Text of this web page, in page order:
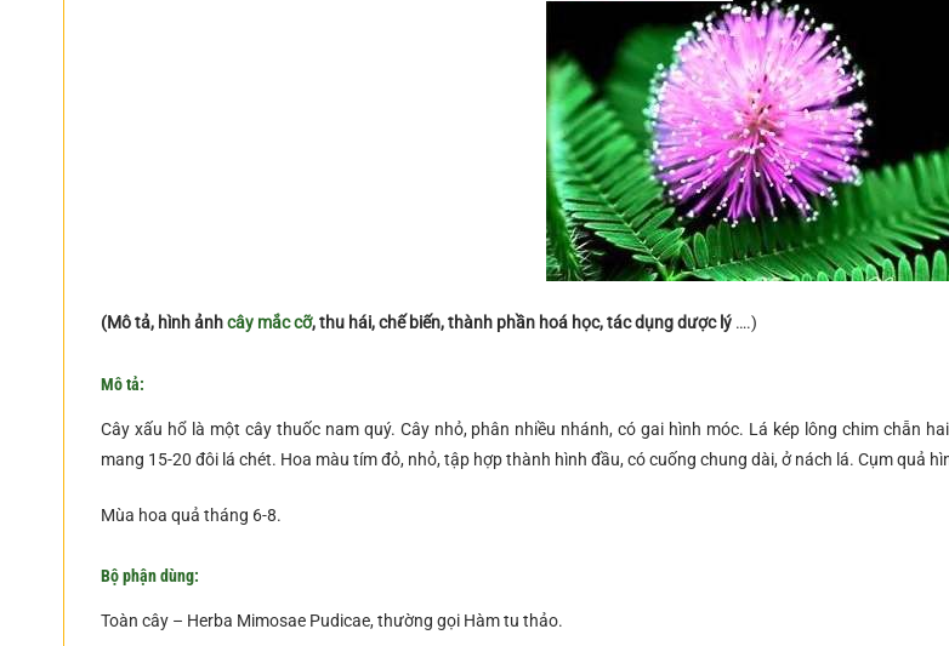
(Mô tả, hình ảnhcây mắc cỡ, thu hái, chế biến, thành phần hoá học, tác dụng dược lý ….)
Mô tả:
Cây xấu hổ là một cây thuốc nam quý. Cây nhỏ, phân nhiều nhánh, có gai hình móc. Lá kép lông chim chẵn
mang 15-20 đôi lá chét. Hoa màu tím đỏ, nhỏ, tập hợp thành hình đầu, có cuống chung dài, ở nách lá. Cụm quả
Mùa hoa quả tháng 6-8.
Bộ phận dùng:
Toàn cây – Herba Mimosae Pudicae, thường gọi Hàm tu thảo.